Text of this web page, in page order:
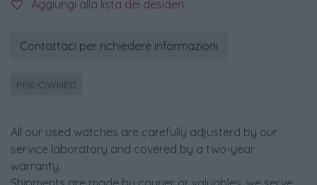
Aggiungi alla lista dei desideri
Contattaci per richiedere informazioni
PRE-OWNED
All our used watches are carefully adjusterd by our
service laboratory and covered by a two-year
warranty.